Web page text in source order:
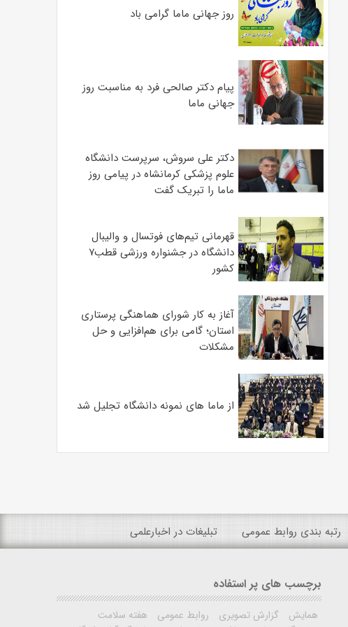
روز جهانی ماما گرامی باد
پیام دکتر صالحی فرد به مناسبت روز
جهانی ماما
دکتر علی سروش، سرپرست دانشگاه
علوم پزشکی کرمانشاه در پیامی روز
ماما را تبریک گفت
قهرمانی تیم‌های فوتسال و والیبال
دانشگاه در جشنواره ورزشی قطب۷
کشور
آغاز به کار شورای هماهنگی پرستاری
استان؛ گامی برای هم‌افزایی و حل
مشکلات
از ماما های نمونه دانشگاه تجلیل شد
رتبه بندی روابط عمومی تبلیغات در اخبارعلمی
برچسب های پر استفاده
همایش گزارش تصویری روابط عمومی
هفته سلامت